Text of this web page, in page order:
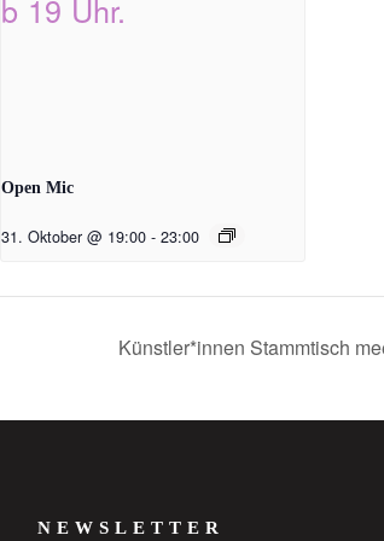
Open Mic
31. Oktober @ 19:00 - 23:00
Künstler*innen Stammtisch
NEWSLETTER